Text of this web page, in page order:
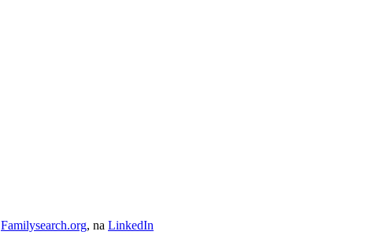
Familysearch.org, na LinkedIn